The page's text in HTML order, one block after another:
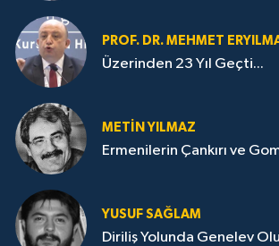
PROF. DR. MEHMET
Üzerinden 23 Yıl Geçti...
METIN YILMAZ
Ermenilerin Çankırı ve
YUSUF SAĞLAM
Diriliş Yolunda Genelev